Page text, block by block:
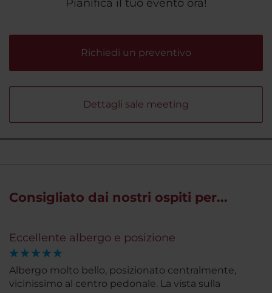
Pianifica il tuo evento ora!
Richiedi un preventivo
Dettagli sale meeting
Consigliato dai nostri ospiti per...
Eccellente albergo e posizione
Albergo molto bello, posizionato centralmente,
vicinissimo al centro pedonale. La vista sulla